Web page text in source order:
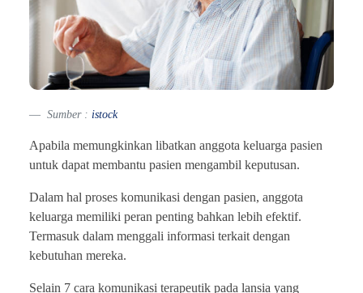
Sumber : istock
Apabila memungkinkan libatkan anggota keluarga pasien
untuk dapat membantu pasien mengambil keputusan.
Dalam hal proses komunikasi dengan pasien, anggota
keluarga memiliki peran penting bahkan lebih efektif.
Termasuk dalam menggali informasi terkait dengan
kebutuhan mereka.
Selain 7 cara komunikasi terapeutik pada lansia yang